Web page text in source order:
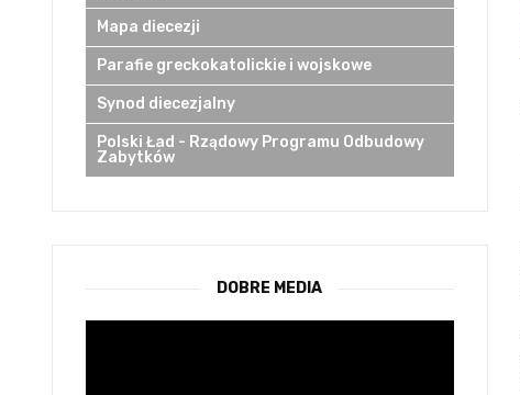
Mapa diecezji
Parafie greckokatolickie i wojskowe
Synod diecezjalny
Polski Ład - Rządowy Programu Odbudowy
Zabytków
DOBRE MEDIA